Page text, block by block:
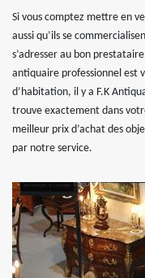
Si vous comptez mettre en
aussi qu’ils se
s’adresser au bon
antiquaire professionnel est
d’habitation, il y a F.K
trouve exactement dans
meilleur prix d’achat des
par notre service.